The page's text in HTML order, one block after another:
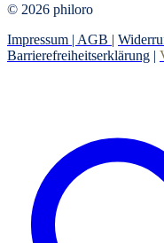
© 2026 philoro
Impressum | AGB |
Barrierefreiheitserklärung |